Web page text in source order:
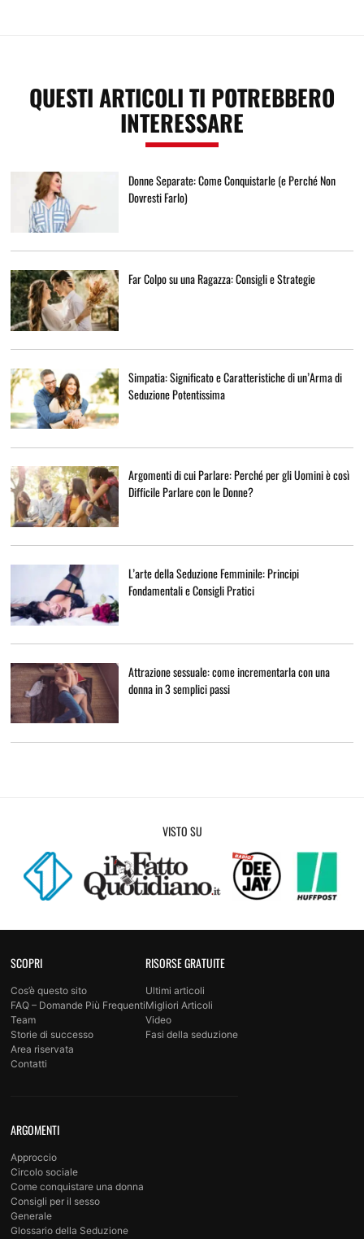
QUESTI ARTICOLI TI POTREBBERO
INTERESSARE
Donne Separate: Come Conquistarle (e Perché Non
Dovresti Farlo)
Far Colpo su una Ragazza: Consigli e Strategie
Simpatia: Significato e Caratteristiche di un’Arma di
Seduzione Potentissima
Argomenti di cui Parlare: Perché per gli Uomini è così
Difficile Parlare con le Donne?
L’arte della Seduzione Femminile: Principi
Fondamentali e Consigli Pratici
Attrazione sessuale: come incrementarla con una
donna in 3 semplici passi
VISTO SU
SCOPRI
Cos’è questo sito
FAQ – Domande Più Frequenti
Team
Storie di successo
Area riservata
Contatti
RISORSE GRATUITE
Ultimi articoli
Migliori Articoli
Video
Fasi della seduzione
ARGOMENTI
Approccio
Circolo sociale
Come conquistare una donna
Consigli per il sesso
Generale
Glossario della Seduzione